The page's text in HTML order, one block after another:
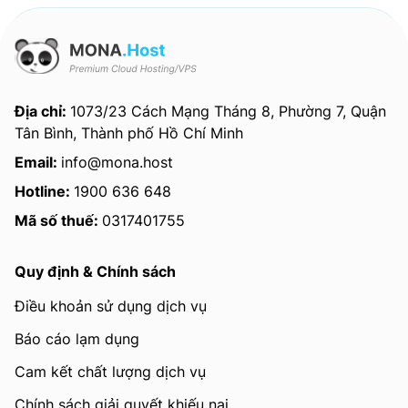
Địa chỉ: 1073/23 Cách Mạng Tháng 8, Phường 7, Quận
Tân Bình, Thành phố Hồ Chí Minh
Email: info@mona.host
Hotline: 1900 636 648
Mã số thuế: 0317401755
Quy định & Chính sách
Điều khoản sử dụng dịch vụ
Báo cáo lạm dụng
Cam kết chất lượng dịch vụ
Chính sách giải quyết khiếu nại